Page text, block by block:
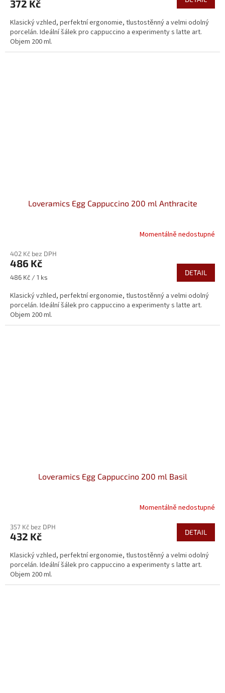
372 Kč
Klasický vzhled, perfektní ergonomie, tlustostěnný a velmi odolný
porcelán. Ideální šálek pro cappuccino a experimenty s latte art.
Objem 200 ml.
Loveramics Egg Cappuccino 200 ml Anthracite
Momentálně nedostupné
402 Kč bez DPH
486 Kč
Měrná
486 Kč / 1 ks
DETAIL
Klasický vzhled, perfektní ergonomie, tlustostěnný a velmi odolný
porcelán. Ideální šálek pro cappuccino a experimenty s latte art.
Objem 200 ml.
Loveramics Egg Cappuccino 200 ml Basil
Momentálně nedostupné
357 Kč bez DPH
432 Kč DETAIL
Klasický vzhled, perfektní ergonomie, tlustostěnný a velmi odolný
porcelán. Ideální šálek pro cappuccino a experimenty s latte art.
Objem 200 ml.